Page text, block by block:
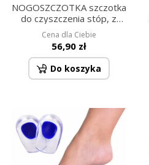
NOGOSZCZOTKA szczotka
do czyszczenia stóp, z
przyssawkami
Cena dla Ciebie
56,90 zł
Do koszyka